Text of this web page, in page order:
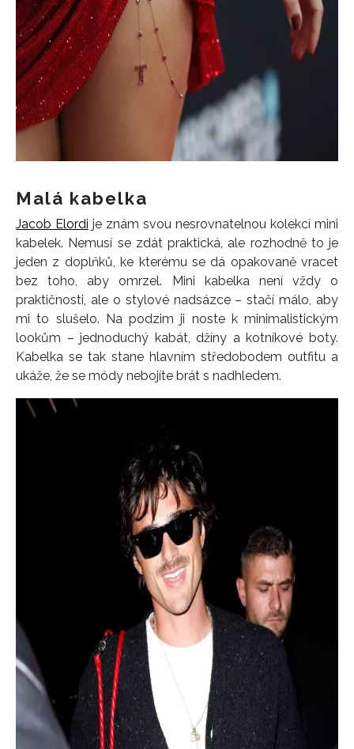
Malá kabelka
Jacob Elordi je znám svou nesrovnatelnou kolekcí mini
kabelek. Nemusí se zdát praktická, ale rozhodně to je
jeden z doplňků, ke kterému se dá opakovaně vracet
bez toho, aby omrzel. Mini kabelka není vždy o
praktičnosti, ale o stylové nadsázce – stačí málo, aby
mi to slušelo. Na podzim ji noste k minimalistickým
lookům – jednoduchý kabát, džíny a kotníkové boty.
Kabelka se tak stane hlavním středobodem outfitu a
ukáže, že se módy nebojíte brát s nadhledem.